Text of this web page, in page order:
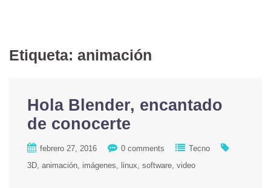
Etiqueta: animación
Hola Blender, encantado
de conocerte
febrero 27, 2016 0 comments
Tecno
3D animación imágenes linux software video